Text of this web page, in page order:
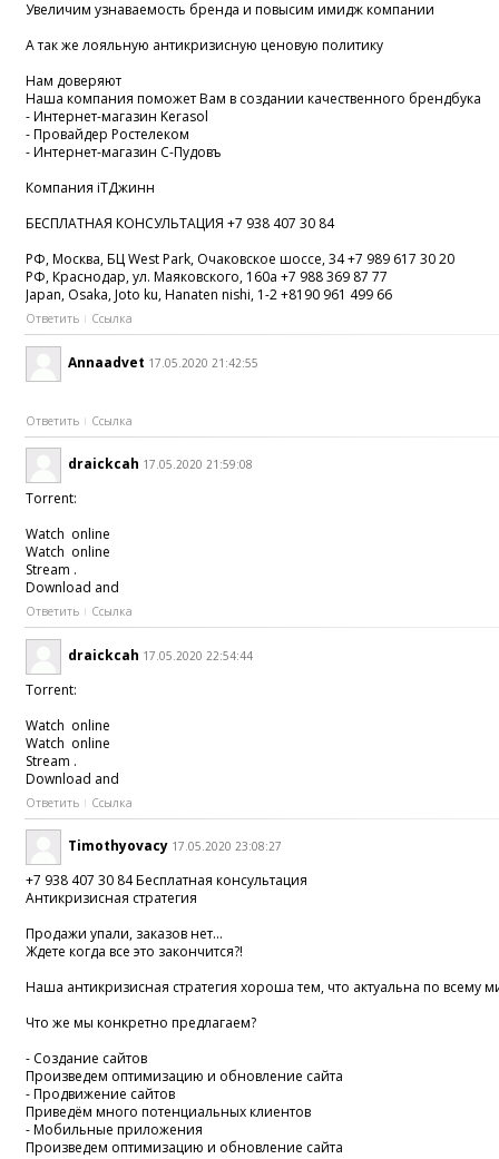
Увеличим узнаваемость бренда и повысим имидж компании
А так же лояльную антикризисную ценовую политику
Нам доверяют
Наша компания поможет Вам в создании качественного брендбука
- Интернет-магазин Kerasol
- Провайдер Ростелеком
- Интернет-магазин С-Пудовъ
Компания iTДжинн
БЕСПЛАТНАЯ КОНСУЛЬТАЦИЯ +7 938 407 30 84
РФ, Москва, БЦ West Park, Очаковское шоссе, 34 +7 989 617 30 20
РФ, Краснодар, ул. Маяковского, 160а +7 988 369 87 77
Japan, Osaka, Joto ku, Hanaten nishi, 1-2 +8190 961 499 66
Ответить Ссылка
Annaadvet 17.05.2020 21:42:55
Ответить Ссылка
draickcah 17.05.2020 21:59:08
Torrent:
Watch online
Watch online
Stream .
Download and
Ответить Ссылка
draickcah 17.05.2020 22:54:44
Torrent:
Watch online
Watch online
Stream .
Download and
Ответить Ссылка
Timothyovacy 17.05.2020 23:08:27
+7 938 407 30 84 Бесплатная консультация
Антикризисная стратегия
Продажи упали, заказов нет...
Ждете когда все это закончится?!
Наша антикризисная стратегия хороша тем, что актуальна по
Что же мы конкретно предлагаем?
- Создание сайтов
Произведем оптимизацию и обновление сайта
- Продвижение сайтов
Приведём много потенциальных клиентов
- Мобильные приложения
Произведем оптимизацию и обновление сайта